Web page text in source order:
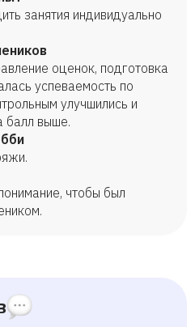
занятия индивидуально
оценок, подготовка
успеваемость по
улучшились и
балл выше.
чтобы был